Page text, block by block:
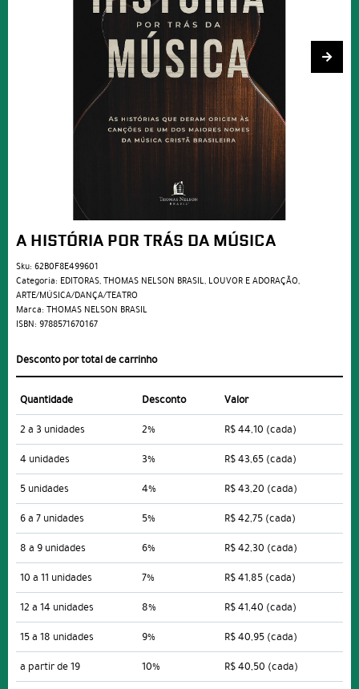
A HISTÓRIA POR TRÁS DA MÚSICA
Sku: 62B0F8E499601
Categoria: EDITORAS,THOMAS NELSON BRASIL, LOUVOR E ADORAÇÃO,
ARTE/MÚSICA/DANÇA/TEATRO
Marca: THOMAS NELSON BRASIL
ISBN: 9788571670167
Desconto por total de carrinho
Quantidade Desconto
Valor
2 a 3 unidades
2% R$ 44,10 (cada)
4 unidades
3% R$ 43,65 (cada)
5 unidades
4% R$ 43,20 (cada)
6 a 7 unidades
5% R$ 42,75 (cada)
8 a 9 unidades
6% R$ 42,30 (cada)
10 a 11 unidades
7% R$ 41,85 (cada)
12 a 14 unidades
8% R$ 41,40 (cada)
15 a 18 unidades
9% R$ 40,95 (cada)
a partir de 19
10% R$ 40,50 (cada)